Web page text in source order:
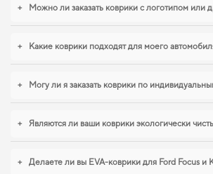
+ Можно ли заказать коврики с логотипом или
+ Какие коврики подходят для моего
+ Могу ли я заказать коврики по
+ Являются ли ваши коврики экологически
+ Делаете ли вы EVA-коврики для Ford Focus и